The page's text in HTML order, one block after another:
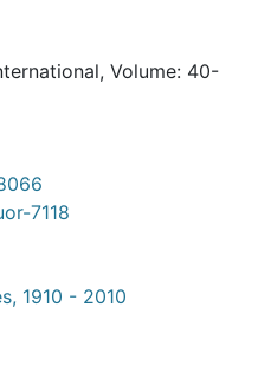
Volume: 40-
7118
1910 - 2010